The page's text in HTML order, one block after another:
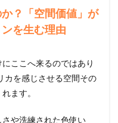
？「空間価値」が
を生む理由
ここへ来るのではあり
カを感じさせる空間その
ます。
や洗練された色使い